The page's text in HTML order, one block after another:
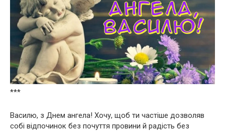
***
Василю, з Днем ангела! Хочу, щоб ти частіше дозволяв
собі відпочинок без почуття провини й радість без